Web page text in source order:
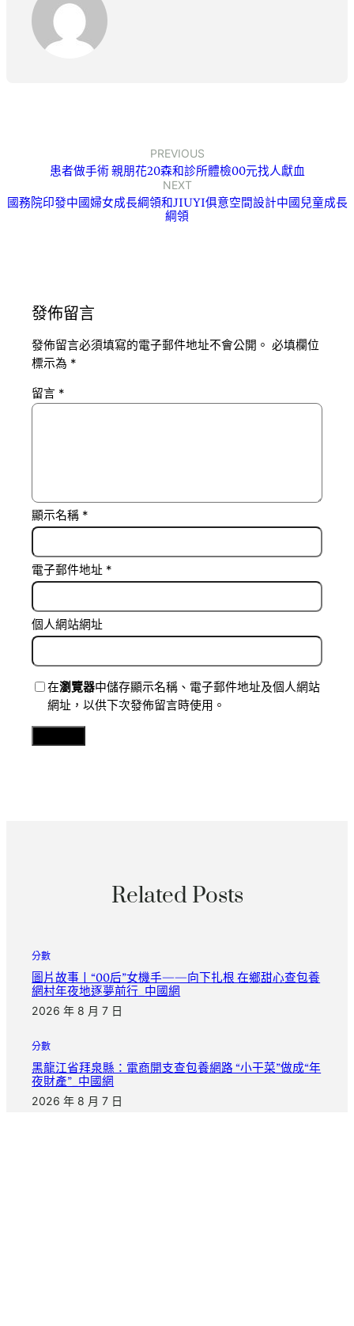
PREVIOUS
患者做手術 親朋花20森和診所體檢00元找人獻血
NEXT
國務院印發中國婦女成長綱領和JIUYI俱意空間設計中國兒童成長
綱領
發佈留言
發佈留言必須填寫的電子郵件地址不會公開。 必填欄位
標示為 *
留言 *
顯示名稱 *
電子郵件地址 *
個人網站網址
在瀏覽器中儲存顯示名稱、電子郵件地址及個人網站
網址，以供下次發佈留言時使用。
Related Posts
分數
圖片故事丨“00后”女機手——向下扎根 在鄉甜心查包養
網村年夜地逐夢前行_中國網
2026 年 8 月 7 日
分數
黑龍江省拜泉縣：電商開支查包養網路 “小干菜”做成“年
夜財產”_中國網
2026 年 8 月 7 日